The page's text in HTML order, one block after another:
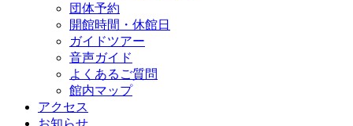
団体予約
開館時間・休館日
ガイドツアー
音声ガイド
よくあるご質問
館内マップ
アクセス